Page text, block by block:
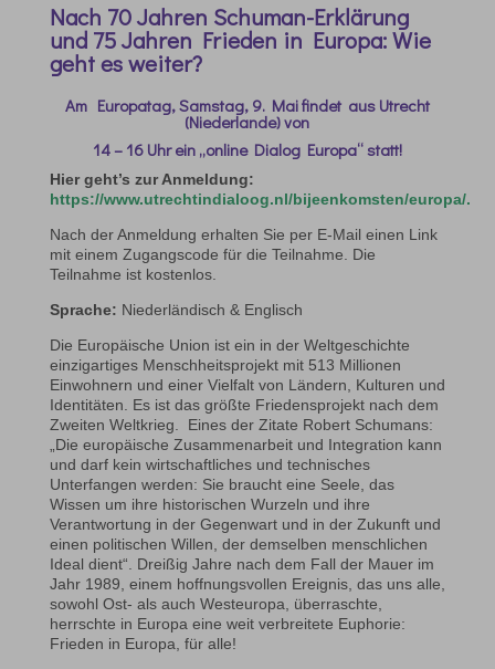
Nach 70 Jahren Schuman-Erklärung
und 75 Jahren Frieden in Europa: Wie
geht es weiter?
Am Europatag, Samstag, 9. Maifindet aus Utrecht
(Niederlande) von
14 – 16 Uhr ein „online Dialog Europa“statt!
Hier geht’s zur Anmeldung:
https://www.utrechtindialoog.nl/bijeenkomsten/europa/.
Nach der Anmeldung erhalten Sie per E-Mail einen Link
mit einem Zugangscode für die Teilnahme. Die
Teilnahme ist kostenlos.
Sprache: Niederländisch & Englisch
Die Europäische Union ist ein in der Weltgeschichte
einzigartiges Menschheitsprojekt mit 513 Millionen
Einwohnern und einer Vielfalt von Ländern, Kulturen und
Identitäten. Es ist das größte Friedensprojekt nach dem
Zweiten Weltkrieg. Eines der Zitate Robert Schumans:
„Die europäische Zusammenarbeit und Integration kann
und darf kein wirtschaftliches und technisches
Unterfangen werden: Sie braucht eine Seele, das
Wissen um ihre historischen Wurzeln und ihre
Verantwortung in der Gegenwart und in der Zukunft und
einen politischen Willen, der demselben menschlichen
Ideal dient“. Dreißig Jahre nach dem Fall der Mauer im
Jahr 1989, einem hoffnungsvollen Ereignis, das uns alle,
sowohl Ost- als auch Westeuropa, überraschte,
herrschte in Europa eine weit verbreitete Euphorie:
Frieden in Europa, für alle!